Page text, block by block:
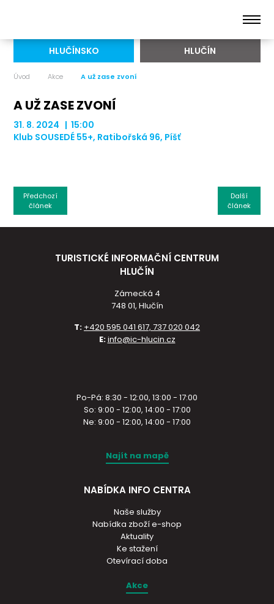
HLUČÍNSKO HLUČÍN
Úvod Akce A už zase zvoní
A UŽ ZASE ZVONÍ
31. 8. 2024 | 15:00
Klub SOUSEDÉ 55+, Ratibořská 96, Píšť
Další
článek
Předchozí
článek
TURISTICKÉ INFORMAČNÍ CENTRUM
HLUČÍN
Zámecká 4
748 01, Hlučín
T: +420 595 041 617, 737 020 042
E:info@ic-hlucin.cz
Po-Pá: 8:30 - 12:00, 13:00 - 17:00
So: 9:00 - 12:00, 14:00 - 17:00
Ne: 9:00 - 12:00, 14:00 - 17:00
Najít na mapě
NABÍDKA INFO CENTRA
Naše služby
Nabídka zboží e-shop
Aktuality
Ke stažení
Otevírací doba
Akce